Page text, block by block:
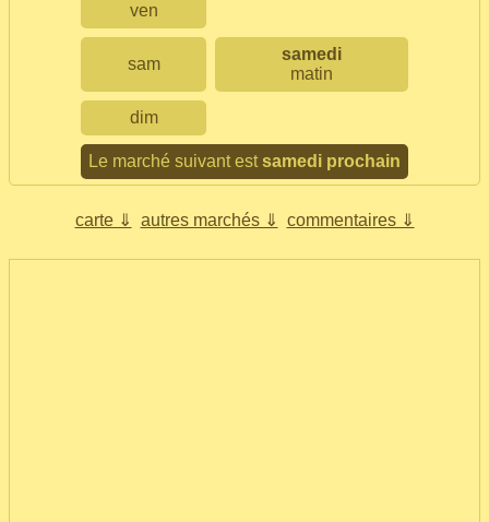
ven
sam
samedi
matin
dim
Le marché suivant estsamedi prochain
carte ⇓ autres marchés ⇓ commentaires ⇓